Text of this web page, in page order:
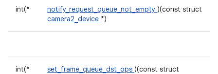
int(* notify_request_queue_not_empty )(const struct
camera2_device *)
int(* set_frame_queue_dst_ops )(const struct